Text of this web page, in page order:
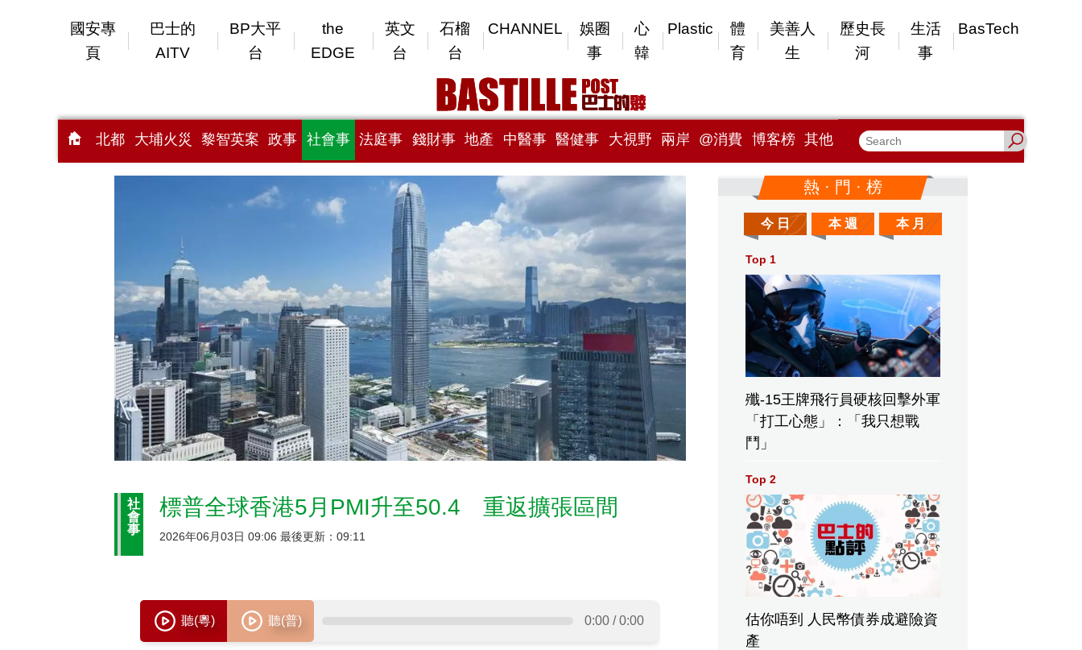
國安專
頁
巴士的
AITV
BP大平
台
the
EDGE
英文
台
石榴
台
CHANNEL
娛圈
事
心
韓
Plastic
體
育
美善人
生
歷史長
河
生活
事
BasTech
北都 大埔火災 黎智英案 政事 社會事 法庭事 錢財事 地產 中醫事 醫健事 大視野 兩岸 @消費 博客榜 其他
社
會
事
標普全球香港5月PMI升至50.4 重返擴張區間
2026年06月03日 09:06 最後更新：09:11
熱 · 門 · 榜
今 日 本 週 本 月
Top 1
殲-15王牌飛行員硬核回擊外軍
「打工心態」：「我只想戰
鬥」
Top 2
估你唔到 人民幣債券成避險資
產